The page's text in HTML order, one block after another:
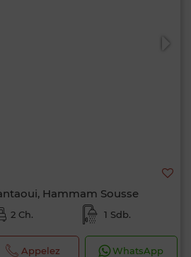
Hammam Sousse
2 Ch. 1 Sdb.
Appelez WhatsApp